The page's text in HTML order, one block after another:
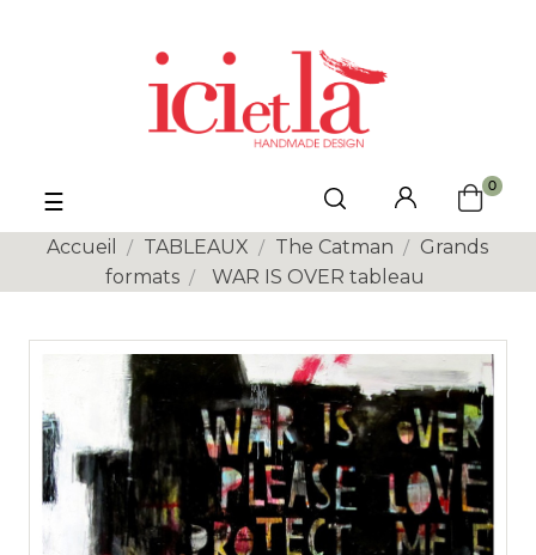
Basculer
la
navigation
☰
0
Accueil TABLEAUX The Catman
Grands
formats
WAR IS OVER tableau